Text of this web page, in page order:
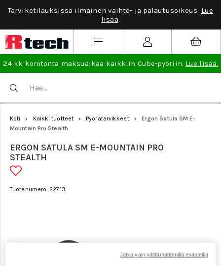
Tarviketilauksissa ilmainen vaihto- ja palautusoikeus. Lue
lisää.
24 kk korotonta maksuaikaa kaikkiin Cube-pyöriin. Lue lisää.
Koti > Kaikki tuotteet > Pyörätarvikkeet >
Ergon Satula SM E-
Mountain Pro Stealth
ERGON SATULA SM E-MOUNTAIN PRO
STEALTH
Tuotenumero: 22713
Jatka vain välttämättömillä evästeillä